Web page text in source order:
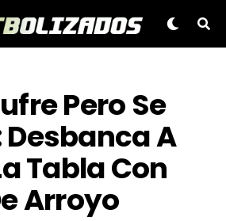
Pero Se
A
Tabla Con
Arroyo